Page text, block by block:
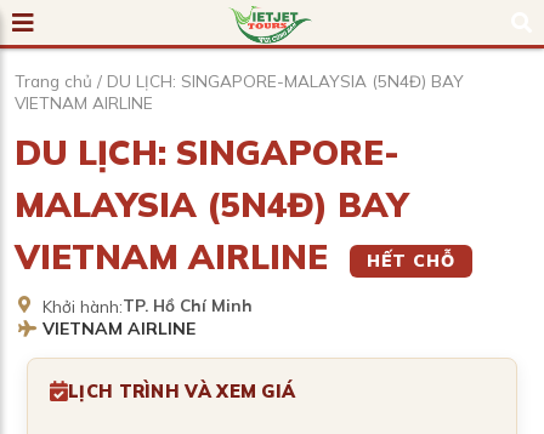
Trang chủ / DU LỊCH: SINGAPORE-MALAYSIA (5N4Đ) BAY
VIETNAM AIRLINE
DU LỊCH: SINGAPORE-
MALAYSIA (5N4Đ) BAY
VIETNAM AIRLINE
HẾT CHỖ
Khởi hành:TP. Hồ Chí Minh
VIETNAM AIRLINE
LỊCH TRÌNH VÀ XEM GIÁ